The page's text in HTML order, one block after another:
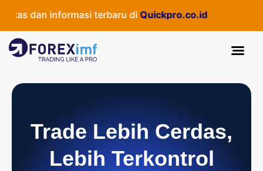
dan informasi terbaru diQuickpro.co.id
Trade Lebih Cerdas,
Lebih Terkontrol